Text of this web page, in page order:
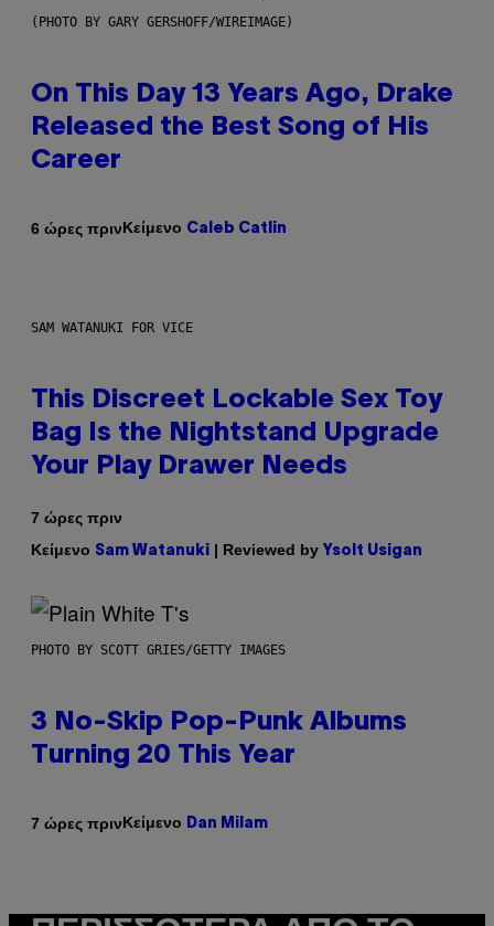
(PHOTO BY GARY GERSHOFF/WIREIMAGE)
On This Day 13 Years Ago, Drake
Released the Best Song of His
Career
6 ώρες πρινΚείμενο Caleb Catlin
SAM WATANUKI FOR VICE
This Discreet Lockable Sex Toy
Bag Is the Nightstand Upgrade
Your Play Drawer Needs
7 ώρες πριν
Κείμενο Sam Watanuki | Reviewed by Ysolt Usigan
PHOTO BY SCOTT GRIES/GETTY IMAGES
3 No-Skip Pop-Punk Albums
Turning 20 This Year
7 ώρες πρινΚείμενο Dan Milam